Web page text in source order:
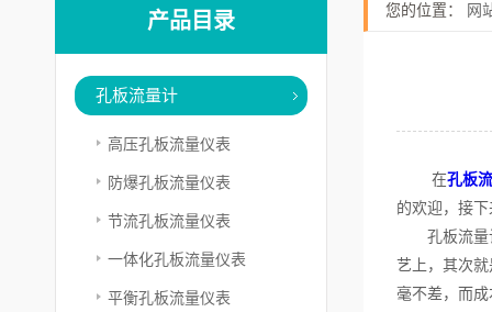
产品目录
孔板流量计
高压孔板流量仪表
防爆孔板流量仪表
节流孔板流量仪表
一体化孔板流量仪表
平衡孔板流量仪表
您的位置： 网
在孔板
的欢迎，接
孔板流量计
艺上，其次
毫不差，而